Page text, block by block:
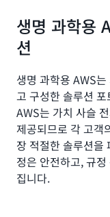
생명 과학용
션
생명 과학용 AWS
고 구성한 솔루션
AWS는 가치 사슬
제공되므로 각 고객
장 적절한 솔루션을
정은 안전하고, 규
집니다.